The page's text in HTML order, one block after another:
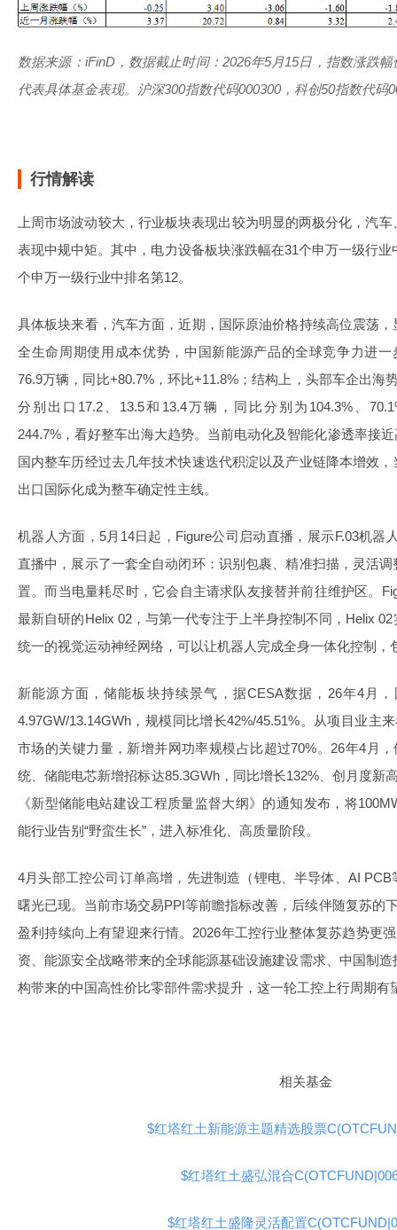
数据来源：iFinD，数据截止时间：2026年5月15日，指数涨跌
代表具体基金表现。沪深300指数代码000300，科创50指数代码
行情解读
上周市场波动较大，行业板块表现出较为明显的两极分化，汽
表现中规中矩。其中，电力设备板块涨跌幅在31个申万一级行
个申万一级行业中排名第12。
具体板块来看，汽车方面，近期，国际原油价格持续高位震荡
全生命周期使用成本优势，中国新能源产品的全球竞争力进
76.9万辆，同比+80.7%，环比+11.8%；结构上，头部车企出海
分别出口17.2、13.5和13.4万辆，同比分别为104.3%、
244.7%，看好整车出海大趋势。当前电动化及智能化渗透率接
国内整车历经过去几年技术快速迭代积淀以及产业链降本增效
出口国际化成为整车确定性主线。
机器人方面，5月14日起，Figure公司启动直播，展示F.03机器
直播中，展示了一套全自动闭环：识别包裹、精准扫描，灵活
置。而当电量耗尽时，它会自主请求队友接替并前往维护区。
最新自研的Helix 02，与第一代专注于上半身控制不同，Helix
统一的视觉运动神经网络，可以让机器人完成全身一体化控制，
新能源方面，储能板块持续景气，据CESA数据，26年4月
4.97GW/13.14GWh，规模同比增长42%/45.51%。从项目业主
市场的关键力量，新增并网功率规模占比超过70%。26年4月
统、储能电芯新增招标达85.3GWh，同比增长132%、创月度新
《新型储能电站建设工程质量监督大纲》的通知发布，将
能行业告别“野蛮生长”，进入标准化、高质量阶段。
4月头部工控公司订单高增，先进制造（锂电、半导体、AI
曙光已现。当前市场交易PPI等前瞻指标改善，后续伴随复苏的
盈利持续向上有望迎来行情。2026年工控行业整体复苏趋势更
资、能源安全战略带来的全球能源基础设施建设需求、中国制
构带来的中国高性价比零部件需求提升，这一轮工控上行周期有
相关基金
$红塔红土新能源主题精选股票
$红塔红土盛弘混合
$红塔红土盛隆灵活配置